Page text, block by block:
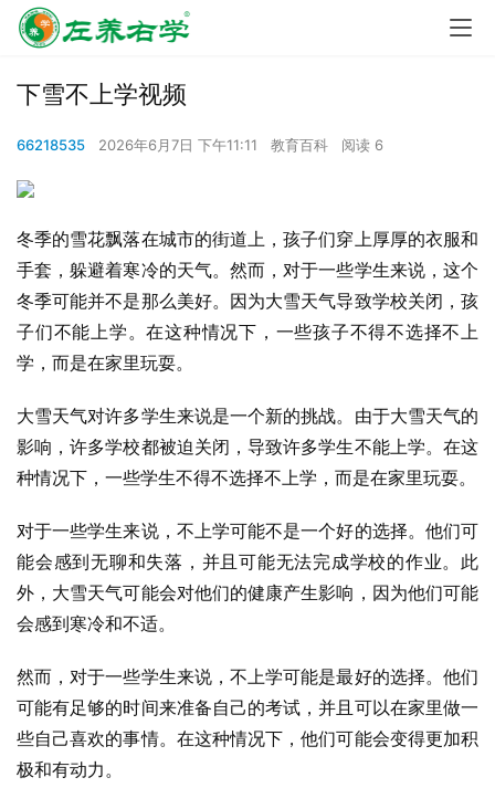
下雪不上学视频
66218535 2026年6月7日 下午11:11 教育百科 阅读 6
冬季的雪花飘落在城市的街道上，孩子们穿上厚厚的衣服和
手套，躲避着寒冷的天气。然而，对于一些学生来说，这个
冬季可能并不是那么美好。因为大雪天气导致学校关闭，孩
子们不能上学。在这种情况下，一些孩子不得不选择不上
学，而是在家里玩耍。
大雪天气对许多学生来说是一个新的挑战。由于大雪天气的
影响，许多学校都被迫关闭，导致许多学生不能上学。在这
种情况下，一些学生不得不选择不上学，而是在家里玩耍。
对于一些学生来说，不上学可能不是一个好的选择。他们可
能会感到无聊和失落，并且可能无法完成学校的作业。此
外，大雪天气可能会对他们的健康产生影响，因为他们可能
会感到寒冷和不适。
然而，对于一些学生来说，不上学可能是最好的选择。他们
可能有足够的时间来准备自己的考试，并且可以在家里做一
些自己喜欢的事情。在这种情况下，他们可能会变得更加积
极和有动力。